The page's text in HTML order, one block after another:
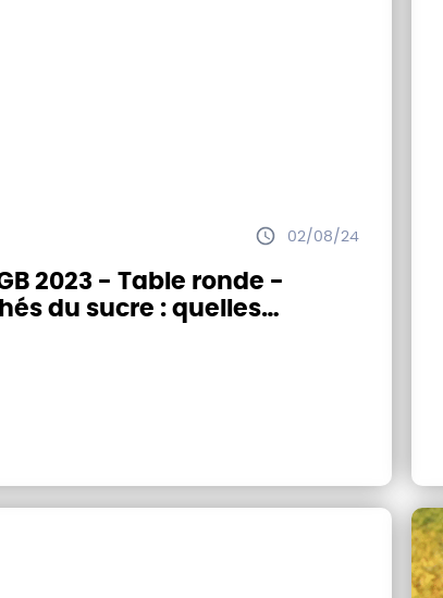
02/08/24
2023 - Table ronde -
du sucre : quelles